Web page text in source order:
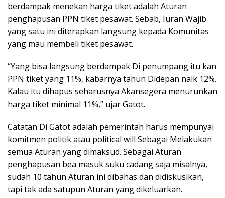
berdampak menekan harga tiket adalah Aturan
penghapusan PPN tiket pesawat. Sebab, Iuran Wajib
yang satu ini diterapkan langsung kepada Komunitas
yang mau membeli tiket pesawat.
“Yang bisa langsung berdampak Di penumpang itu kan
PPN tiket yang 11%, kabarnya tahun Didepan naik 12%.
Kalau itu dihapus seharusnya Akansegera menurunkan
harga tiket minimal 11%,” ujar Gatot.
Catatan Di Gatot adalah pemerintah harus mempunyai
komitmen politik atau political will Sebagai Melakukan
semua Aturan yang dimaksud. Sebagai Aturan
penghapusan bea masuk suku cadang saja misalnya,
sudah 10 tahun Aturan ini dibahas dan didiskusikan,
tapi tak ada satupun Aturan yang dikeluarkan.